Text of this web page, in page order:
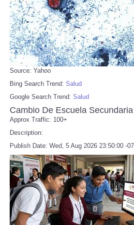
Source: Yahoo
Bing Search Trend: Salud
Google Search Trend: Salud
Cambio De Escuela
Approx Traffic: 100+
Description:
Publish Date: Wed, 5 Aug 2026 23:50:00 -